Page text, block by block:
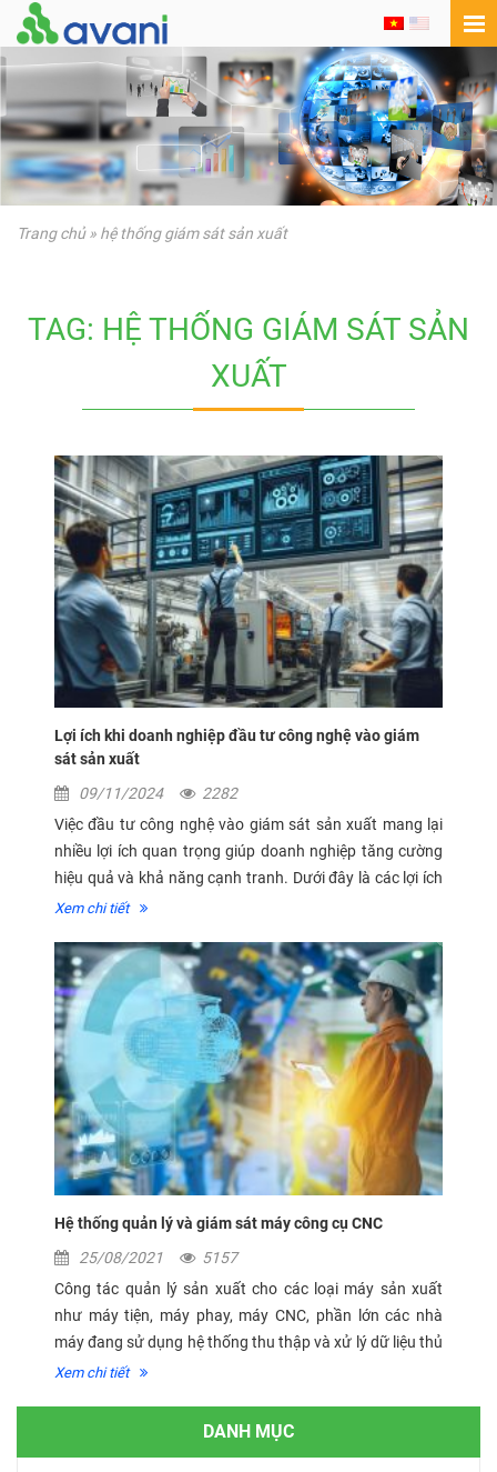
Trang chủ» hệ thống giám sát sản xuất
TAG: HỆ THỐNG GIÁM SÁT SẢN
XUẤT
Lợi ích khi doanh nghiệp đầu tư công nghệ vào giám
sát sản xuất
09/11/2024
2282
Việc đầu tư công nghệ vào giám sát sản xuất mang lại
nhiều lợi ích quan trọng giúp doanh nghiệp tăng cường
hiệu quả và khả năng cạnh tranh. Dưới đây là các lợi ích
chính mà công nghệ giám sát sản xuất có thể mang lại:
Xem chi tiết
Hệ thống quản lý và giám sát máy công cụ CNC
25/08/2021
5157
Công tác quản lý sản xuất cho các loại máy sản xuất
như máy tiện, máy phay, máy CNC, phần lớn các nhà
máy đang sử dụng hệ thống thu thập và xử lý dữ liệu thủ
công đã gặp nhiều hạn chế trong cả không gian và thời
Xem chi tiết
DANH MỤC